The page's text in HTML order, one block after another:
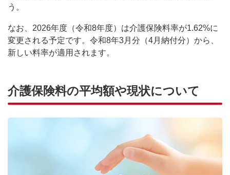
う。
なお、2026年度（令和8年度）は介護保険料率が1.62%に
変更される予定です。令和8年3月分（4月納付分）から、
新しい料率が適用されます。
介護保険料の平均額や現状について